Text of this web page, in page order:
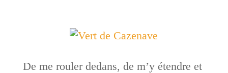
De me rouler dedans, de m’y étendre et